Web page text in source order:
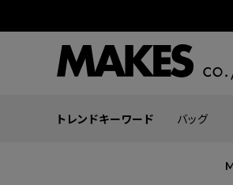
トレンドキーワード バッグ